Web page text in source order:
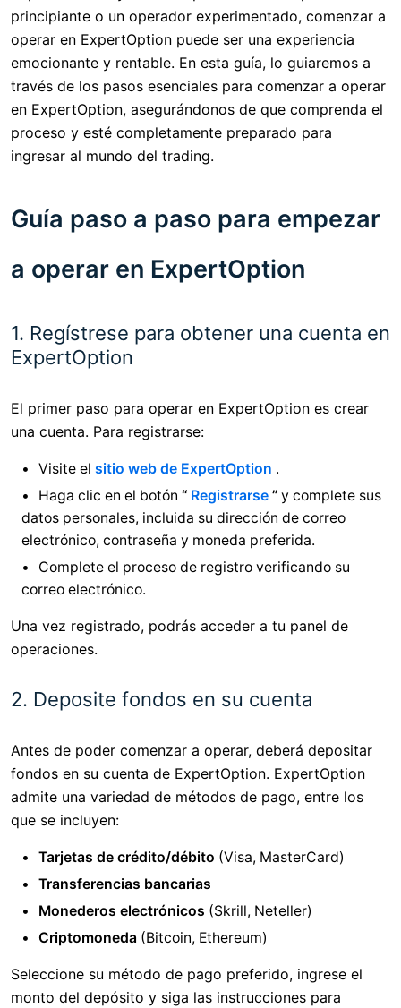
principiante o un operador experimentado, comenzar a
operar en ExpertOption puede ser una experiencia
emocionante y rentable. En esta guía, lo guiaremos a
través de los pasos esenciales para comenzar a operar
en ExpertOption, asegurándonos de que comprenda el
proceso y esté completamente preparado para
ingresar al mundo del trading.
Guía paso a paso para empezar
a operar en ExpertOption
1. Regístrese para obtener una cuenta en
ExpertOption
El primer paso para operar en ExpertOption es crear
una cuenta. Para registrarse:
Visite el sitio web de ExpertOption .
Haga clic en el botón “ Registrarse ” y complete sus
datos personales, incluida su dirección de correo
electrónico, contraseña y moneda preferida.
Complete el proceso de registro verificando su
correo electrónico.
Una vez registrado, podrás acceder a tu panel de
operaciones.
2. Deposite fondos en su cuenta
Antes de poder comenzar a operar, deberá depositar
fondos en su cuenta de ExpertOption. ExpertOption
admite una variedad de métodos de pago, entre los
que se incluyen:
Tarjetas de crédito/débito (Visa, MasterCard)
Transferencias bancarias
Monederos electrónicos (Skrill, Neteller)
Criptomoneda (Bitcoin, Ethereum)
Seleccione su método de pago preferido, ingrese el
monto del depósito y siga las instrucciones para